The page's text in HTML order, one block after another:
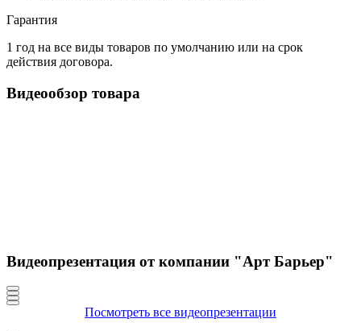
Гарантия
1 год на все виды товаров по умолчанию или на срок
действия договора.
Видеообзор товара
Видеопрезентация от компании "Арт Барьер"
Посмотреть все видеопрезентации